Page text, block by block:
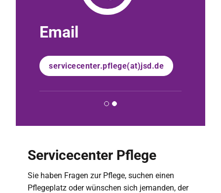
Email
servicecenter.pflege(at)jsd.de
Servicecenter Pflege
Sie haben Fragen zur Pflege, suchen einen
Pflegeplatz oder wünschen sich jemanden, der